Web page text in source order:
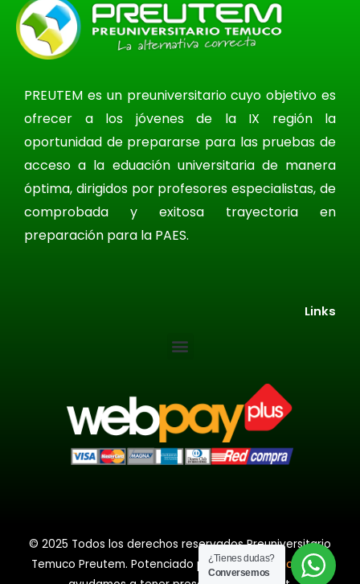
PREUTEM es un preuniversitario cuyo objetivo es
ofrecer a los jóvenes de la IX región la
oportunidad de prepararse para las pruebas de
acceso a la eduación universitaria de manera
óptima, dirigidos por profesores especialistas, de
comprobada y exitosa trayectoria en
preparación para la PAES.
Links
© 2025 Todos los derechos reservados Preuniversitario
Temuco Preutem. Potenciado porwww.webunica.cl, te
¿Tienes dudas?
Conversemos